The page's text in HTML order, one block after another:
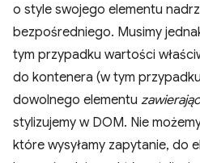
o style swojego elementu
bezpośredniego. Musimy
tym przypadku wartości
do kontenera (w tym przypadku
dowolnego elementu
stylizujemy w DOM. Nie
które wysyłamy zapytanie, do